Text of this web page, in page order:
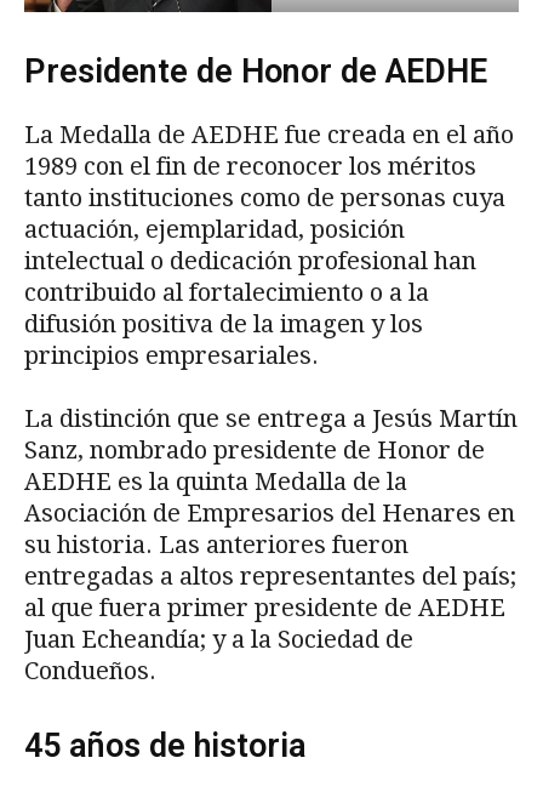
Presidente de Honor de AEDHE
La Medalla de AEDHE fue creada en el año
1989 con el fin de reconocer los méritos
tanto instituciones como de personas cuya
actuación, ejemplaridad, posición
intelectual o dedicación profesional han
contribuido al fortalecimiento o a la
difusión positiva de la imagen y los
principios empresariales.
La distinción que se entrega a Jesús Martín
Sanz, nombrado presidente de Honor de
AEDHE es la quinta Medalla de la
Asociación de Empresarios del Henares en
su historia. Las anteriores fueron
entregadas a altos representantes del país;
al que fuera primer presidente de AEDHE
Juan Echeandía; y a la Sociedad de
Condueños.
45 años de historia